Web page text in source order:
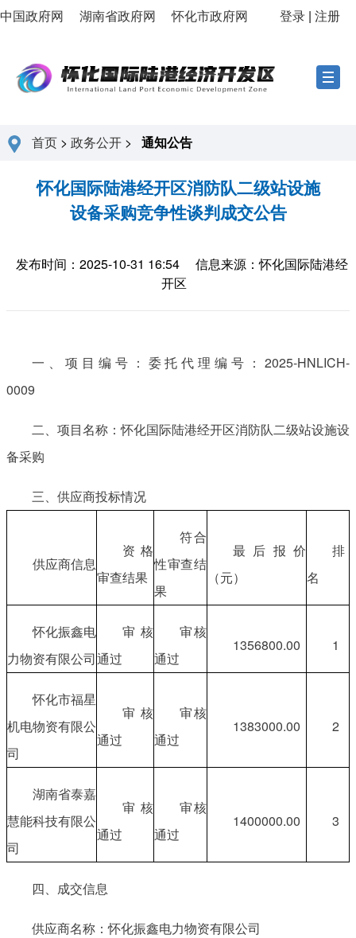
中国政府网 湖南省政府网 怀化市政府网 登录 | 注册
首页 > 政务公开 > 通知公告
怀化国际陆港经开区消防队二级站设施
设备采购竞争性谈判成交公告
发布时间：2025-10-31 16:54
信息来源：怀化国际陆港经
开区
一、项目编号：委托代理编号：2025-HNLICH-
0009
二、项目名称：怀化国际陆港经开区消防队二级站设施设
备采购
三、供应商投标情况
供应商信息
资格
审查结果
符合
性审查结
果
最后报价
（元）
排
名
怀化振鑫电
力物资有限公司
审核
通过
审核
通过
1356800.00 1
怀化市福星
机电物资有限公
司
审核
通过
审核
通过
1383000.00 2
湖南省泰嘉
慧能科技有限公
司
审核
通过
审核
通过
1400000.00 3
四、成交信息
供应商名称：怀化振鑫电力物资有限公司